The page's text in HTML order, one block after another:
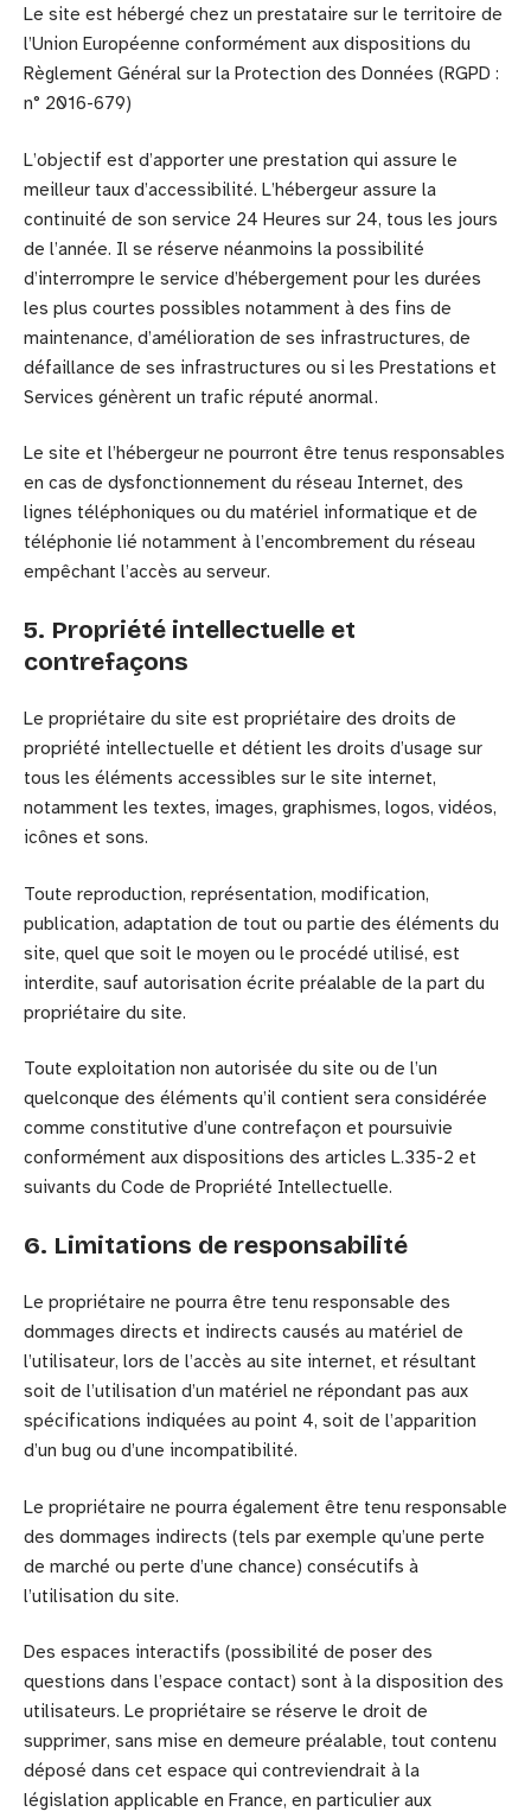
Le site est hébergé chez un prestataire sur le territoire de
l’Union Européenne conformément aux dispositions du
Règlement Général sur la Protection des Données (RGPD :
n° 2016-679)
L’objectif est d’apporter une prestation qui assure le
meilleur taux d’accessibilité. L’hébergeur assure la
continuité de son service 24 Heures sur 24, tous les jours
de l’année. Il se réserve néanmoins la possibilité
d’interrompre le service d’hébergement pour les durées
les plus courtes possibles notamment à des fins de
maintenance, d’amélioration de ses infrastructures, de
défaillance de ses infrastructures ou si les Prestations et
Services génèrent un trafic réputé anormal.
Le site et l’hébergeur ne pourront être tenus responsables
en cas de dysfonctionnement du réseau Internet, des
lignes téléphoniques ou du matériel informatique et de
téléphonie lié notamment à l’encombrement du réseau
empêchant l’accès au serveur.
5. Propriété intellectuelle et
contrefaçons
Le propriétaire du site est propriétaire des droits de
propriété intellectuelle et détient les droits d’usage sur
tous les éléments accessibles sur le site internet,
notamment les textes, images, graphismes, logos, vidéos,
icônes et sons.
Toute reproduction, représentation, modification,
publication, adaptation de tout ou partie des éléments du
site, quel que soit le moyen ou le procédé utilisé, est
interdite, sauf autorisation écrite préalable de la part du
propriétaire du site.
Toute exploitation non autorisée du site ou de l’un
quelconque des éléments qu’il contient sera considérée
comme constitutive d’une contrefaçon et poursuivie
conformément aux dispositions des articles L.335-2 et
suivants du Code de Propriété Intellectuelle.
6. Limitations de responsabilité
Le propriétaire ne pourra être tenu responsable des
dommages directs et indirects causés au matériel de
l’utilisateur, lors de l’accès au site internet, et résultant
soit de l’utilisation d’un matériel ne répondant pas aux
spécifications indiquées au point 4, soit de l’apparition
d’un bug ou d’une incompatibilité.
Le propriétaire ne pourra également être tenu responsable
des dommages indirects (tels par exemple qu’une perte
de marché ou perte d’une chance) consécutifs à
l’utilisation du site.
Des espaces interactifs (possibilité de poser des
questions dans l’espace contact) sont à la disposition des
utilisateurs. Le propriétaire se réserve le droit de
supprimer, sans mise en demeure préalable, tout contenu
déposé dans cet espace qui contreviendrait à la
législation applicable en France, en particulier aux